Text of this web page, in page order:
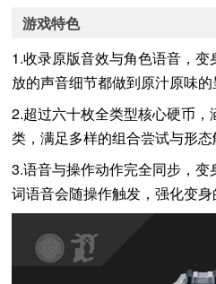
游戏特色
1.收录原版音效与角色语音，
放的声音细节都做到原汁原味的
2.超过六十枚全类型核心硬币
类，满足多样的组合尝试与形态
3.语音与操作动作完全同步，
词语音会随操作触发，强化变身